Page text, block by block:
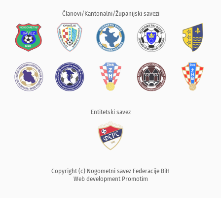
Članovi/Kantonalni/Županijski savezi
Entitetski savez
Copyright (c) Nogometni savez Federacije BiH
Web development Promotim